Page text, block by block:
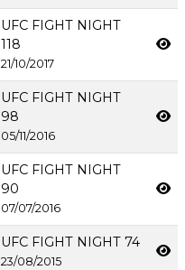
UFC FIGHT NIGHT
118
21/10/2017
UFC FIGHT NIGHT
98
05/11/2016
UFC FIGHT NIGHT
90
07/07/2016
UFC FIGHT NIGHT 74
23/08/2015